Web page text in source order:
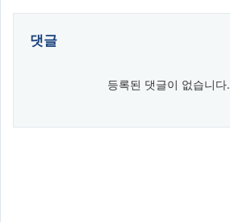
댓글
등록된 댓글이 없습니다.